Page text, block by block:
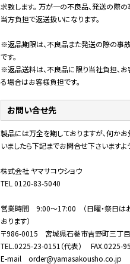
求致します。 万が一の不良品、発送の際
当方負担で返送扱いになります。
※返品期限は、不良品また発送の際の事
です。
※返品送料は、不良品に限り当社負担、
る場合はお客様負担です。
お問い合せ先
製品には万全を期しておりますが、何か
いましたら下記までお問合せ下さいますよ
株式会社 ヤマサコウショウ
TEL 0120-83-5040
営業時間 9:00～17:00 （日曜・祭日は
おります）
〒986-0015 宮城県石巻市吉野町三丁目
TEL.0225-23-0151（代表） FAX.0225-
E-mail order@yamasakousho.co.jp